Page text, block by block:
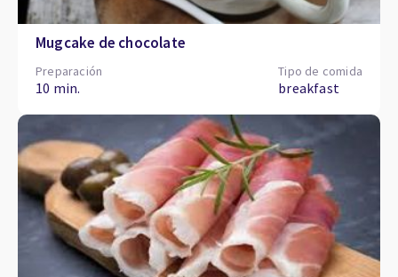
Mugcake de chocolate
Preparación
10 min.
Tipo de comida
breakfast